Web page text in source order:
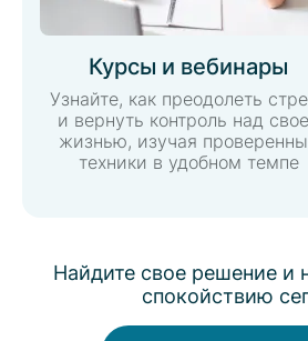
Курсы и вебинары
Узнайте, как преодолеть
и вернуть контроль над
жизнью, изучая
техники в удобном темпе
Найдите свое решение и
спокойствию